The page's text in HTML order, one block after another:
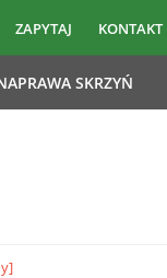
ZAPYTAJ KONTAKT
SKRZYŃ